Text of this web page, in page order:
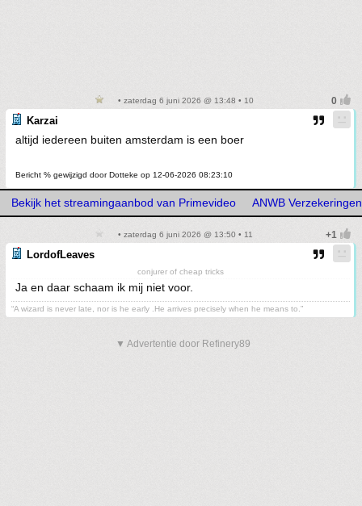
• zaterdag 6 juni 2026 @ 13:48 • 10
Karzai
altijd iedereen buiten amsterdam is een boer
Bericht % gewijzigd door Dotteke op 12-06-2026 08:23:10
Bekijk het streamingaanbod van Primevideo ANWB Verzekeringen
• zaterdag 6 juni 2026 @ 13:50 • 11
LordofLeaves
conjurer of cheap tricks
Ja en daar schaam ik mij niet voor.
“A wizard is never late, nor is he early .He arrives precisely when he means to.”
▼ Advertentie door Refinery89